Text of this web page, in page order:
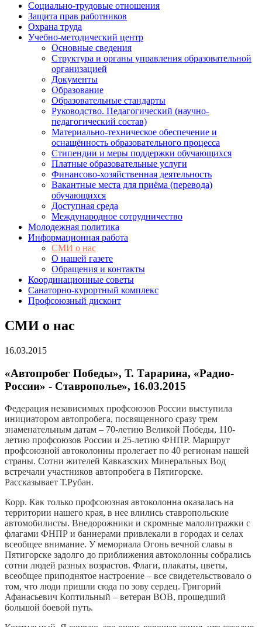
Социально-трудовые отношения
Защита прав работников
Охрана труда
Учебно-методический центр
Основные сведения
Структура и органы управления образовательной
организацией
Документы
Образование
Образовательные стандарты
Руководство. Педагогический (научно-
педагогический состав)
Материально-техническое обеспечение и
оснащённость образовательного процесса
Стипендии и меры поддержки обучающихся
Платные образовательные услуги
Финансово-хозяйственная деятельность
Вакантные места для приёма (перевода)
обучающихся
Доступная среда
Международное сотрудничество
Молодежная политика
Информационная работа
СМИ о нас
О нашей газете
Обращения и контакты
Координационные советы
Санаторно-курортный комплекс
Профсоюзный дисконт
СМИ о нас
16.03.2015
«Автопробег Победы», Т. Тарарина, «Радио-
России» - Ставрополье», 16.03.2015
Федерация независимых профсоюзов России выступила
инициатором автопробега, посвященного сразу трем
знаменательным датам – 70-летию Великой Победы, 110-
летию профсоюзов России и 25-летию ФНПР. Маршрут
профсоюзной автоколонны пролегает по 40 регионам нашей
страны. Сотни жителей Кавказских Минеральных Вод
встречали участников автопробега в Пятигорске.
Рассказывает Т.Рубан.
Корр. Как только профсоюзная автоколонна оказалась на
территории нашего края, в нее влились ставропольские
автомобилисты. Внедорожники и скромные малолитражки с
флагами ФНПР и баннерами привлекали в городах и селах
всеобщее внимание. У мемориала Огонь вечной славы в
Пятигорске задолго до приближения автоколонны собрались
сотни людей разных возрастов. Флаги, плакаты, цветы,
всеобщее приподнятое настроение – все свидетельствовало о
том, что люди пришли сюда по зову сердец. Григорий
Афанасьевич Коптильный – ветеран ВОВ, прошедший
большой боевой путь.